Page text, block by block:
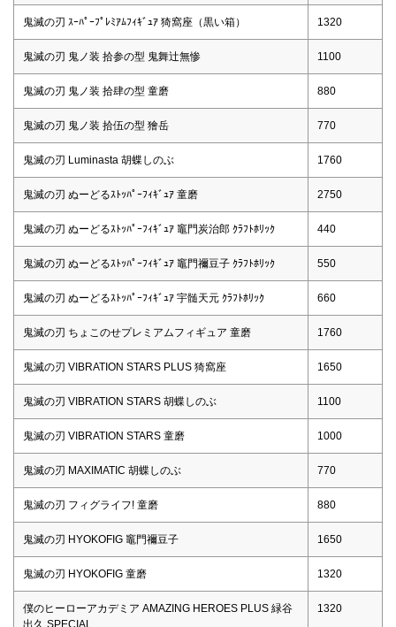
鬼滅の刃 ｽｰﾊﾟｰﾌﾟﾚﾐｱﾑﾌｨｷﾞｭｱ 猗窩座（黒い箱） 1320
鬼滅の刃 鬼ノ装 拾参の型 鬼舞辻無惨 1100
鬼滅の刃 鬼ノ装 拾肆の型 童磨 880
鬼滅の刃 鬼ノ装 拾伍の型 獪岳 770
鬼滅の刃 Luminasta 胡蝶しのぶ 1760
鬼滅の刃 ぬーどるｽﾄｯﾊﾟｰﾌｨｷﾞｭｱ 童磨 2750
鬼滅の刃 ぬーどるｽﾄｯﾊﾟｰﾌｨｷﾞｭｱ 竈門炭治郎 ｸﾗﾌﾄﾎﾘｯｸ 440
鬼滅の刃 ぬーどるｽﾄｯﾊﾟｰﾌｨｷﾞｭｱ 竈門禰豆子 ｸﾗﾌﾄﾎﾘｯｸ 550
鬼滅の刃 ぬーどるｽﾄｯﾊﾟｰﾌｨｷﾞｭｱ 宇髄天元 ｸﾗﾌﾄﾎﾘｯｸ 660
鬼滅の刃 ちょこのせプレミアムフィギュア 童磨 1760
鬼滅の刃 VIBRATION STARS PLUS 猗窩座 1650
鬼滅の刃 VIBRATION STARS 胡蝶しのぶ 1100
鬼滅の刃 VIBRATION STARS 童磨 1000
鬼滅の刃 MAXIMATIC 胡蝶しのぶ 770
鬼滅の刃 フィグライフ! 童磨 880
鬼滅の刃 HYOKOFIG 竈門禰豆子 1650
鬼滅の刃 HYOKOFIG 童磨 1320
僕のヒーローアカデミア AMAZING HEROES PLUS 緑谷
出久 SPECIAL
1320